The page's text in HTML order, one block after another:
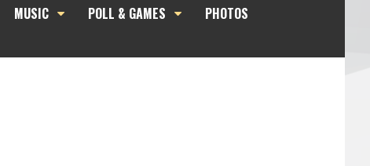
MUSIC POLL & GAMES
PHOTOS